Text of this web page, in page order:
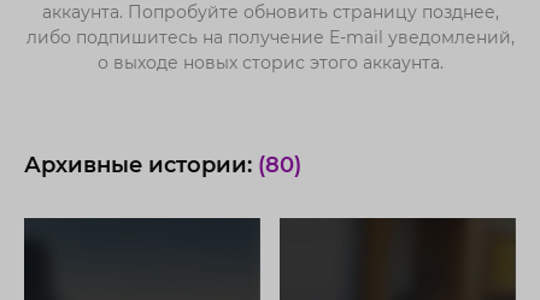
аккаунта. Попробуйте обновить страницу позднее,
либо подпишитесь на получение E-mail уведомлений,
о выходе новых сторис этого аккаунта.
Архивные истории: (80)